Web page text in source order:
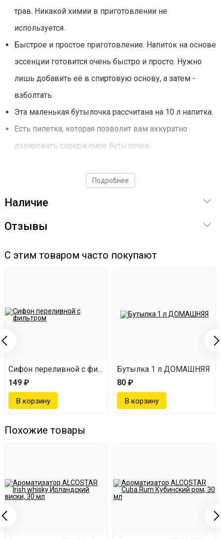
трав. Никакой химии в приготовлении не
используется.
Быстрое и простое приготовление. Напиток на основе
эссенции готовится очень быстро и просто. Нужно
лишь добавить её в спиртовую основу, а затем -
взболтать.
Эта маленькая бутылочка рассчитана на 10 л напитка.
Есть пипетка, которая позволит вам аккуратно
дозировать содержимое бутылочки.
Приготовление
Заливаем в водку или самогон (крепость не
Убираем настаиваться на 5 дней в холодное место.
Подробнее
Наличие
Отзывы
С этим товаром часто покупают
Сифон переливной с фильтром
149 ₽
Бутылка 1 л ДОМАШНЯЯ
80 ₽
Похожие товары